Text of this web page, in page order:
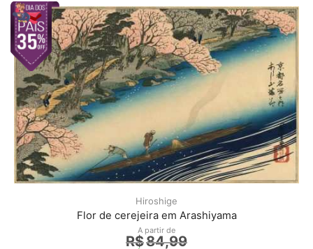
Hiroshige
Flor de cerejeira em Arashiyama
A partir de
R$84,99